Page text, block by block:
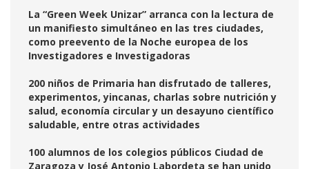
La “Green Week Unizar” arranca con la lectura de
un manifiesto simultáneo en las tres ciudades,
como preevento de la Noche europea de los
Investigadores e Investigadoras
200 niños de Primaria han disfrutado de talleres,
experimentos, yincanas, charlas sobre nutrición y
salud, economía circular y un desayuno científico
saludable, entre otras actividades
100 alumnos de los colegios públicos Ciudad de
Zaragoza y José Antonio Labordeta se han unido